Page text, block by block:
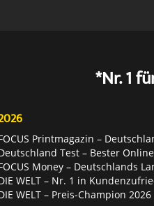
*Nr. 1
Printmagazin –
Test – Bester
Money – Deutschlands
WELT – Nr. 1 in
WELT – Preis-Champion